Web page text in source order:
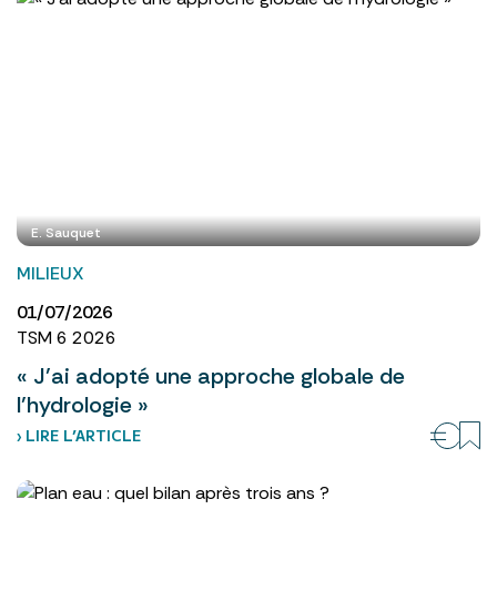
E. Sauquet
MILIEUX
01/07/2026
TSM 6 2026
« J’ai adopté une approche globale de
l’hydrologie »
› LIRE L’ARTICLE